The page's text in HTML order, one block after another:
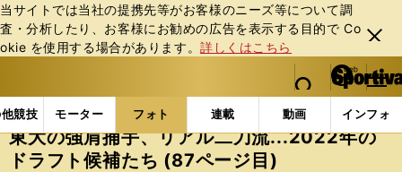
当サイトでは当社の提携先等がお客様のニーズ等について調
査・分析したり、お客様にお勧めの広告を表⽰する⽬的で Co
okie を使⽤する場合があります。詳しくはこちら
閉じ
る
web Sportiva (webスポルティーバ)
検索
マイペ
ー
ジ
メニュ
競技 モーター フォト 連載 動画 インフォ
b
ス
ポ
ル
フォトギャラリー コラムフォト 東大の強肩捕手、
東大の強肩捕手、リアル二刀流...2022年の
ドラフト候補たち (87ページ目)